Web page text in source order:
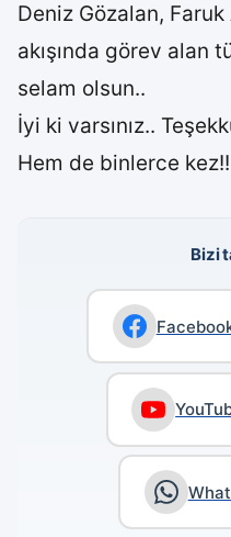
Deniz Gözalan,
akışında görev alan
selam olsun..
İyi ki varsınız..
Hem de binlerce
Bizi